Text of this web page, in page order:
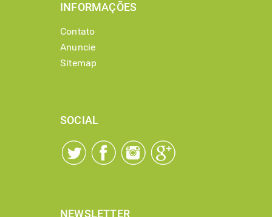
INFORMAÇÕES
Contato
Anuncie
Sitemap
SOCIAL
NEWSLETTER